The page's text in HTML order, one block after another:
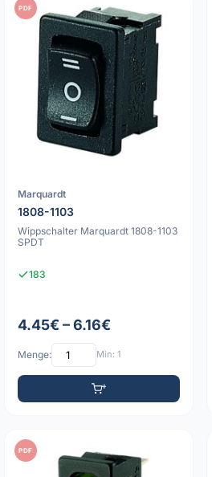
PDF
Marquardt
1808-1103
Wippschalter Marquardt 1808-1103
SPDT
183
4.45€ – 6.16€
Menge: Min: 1
PDF